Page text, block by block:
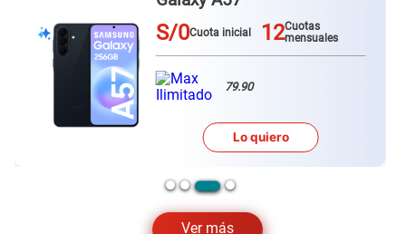
Paga con tarjeta de crédito, débito o depósito.
Canjea Claro Puntos por descuentos en tu equipo.
También puedes comprar con tu RUC 10.
Recibe tus productos en menos de 24 horas.